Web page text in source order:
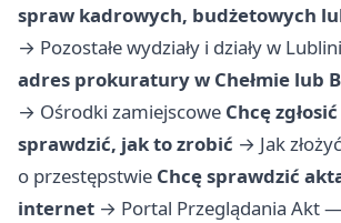
spraw kadrowych, budżetowych
→ Pozostałe wydziały i działy w
adres prokuratury w Chełmie lub
→ Ośrodki zamiejscowe Chcę
sprawdzić, jak to zrobić → Jak
o przestępstwie Chcę sprawdzić
internet → Portal Przeglądania Akt